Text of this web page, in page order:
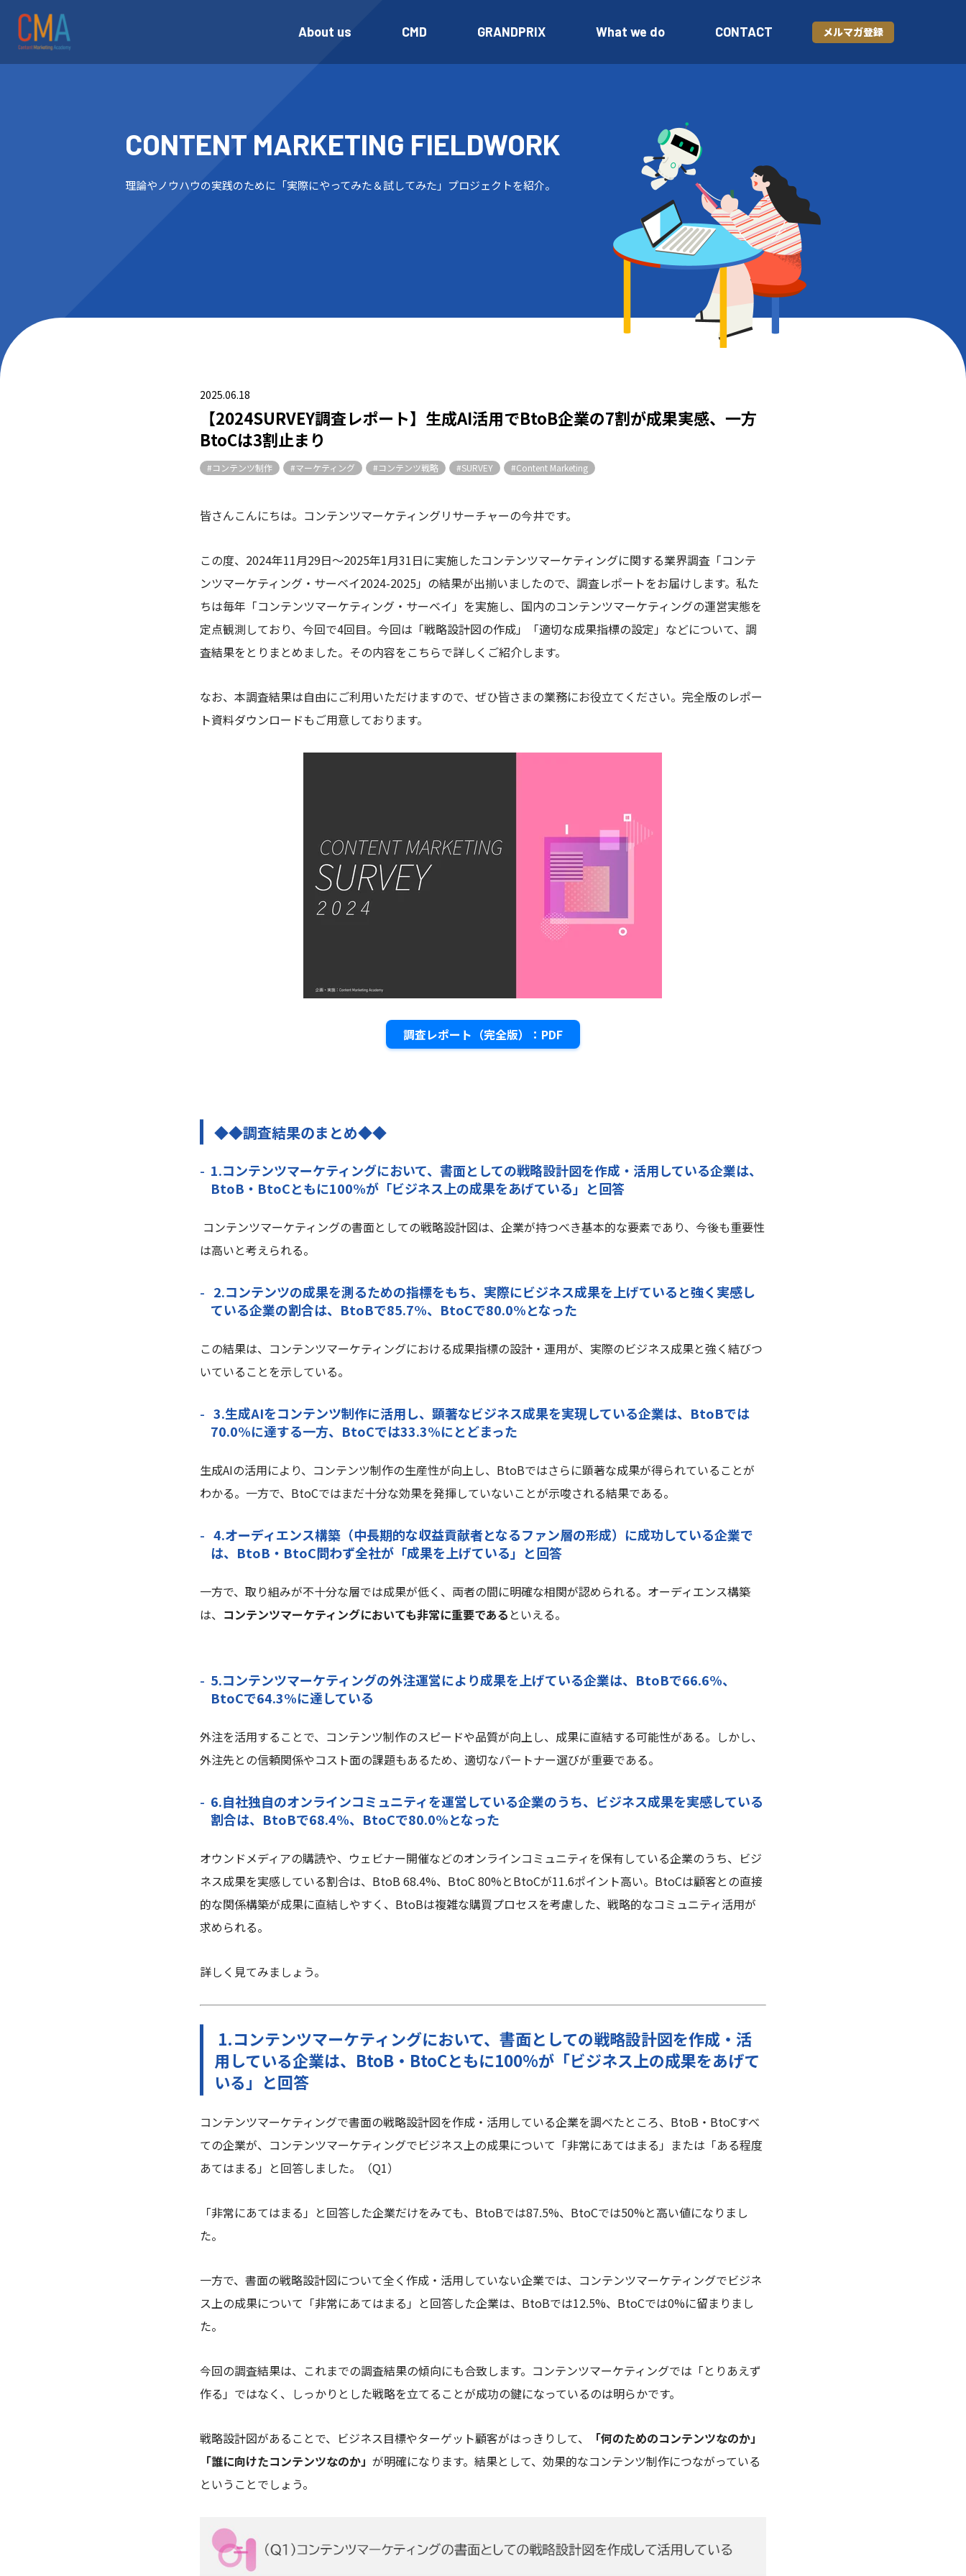
About us CMD GRANDPRIX What we do CONTACT メルマガ登録
CONTENT MARKETING FIELDWORK
理論やノウハウの実践のために「実際にやってみた＆試してみた」プロジェクトを紹介。
2025.06.18
【2024SURVEY調査レポート】生成AI活用でBtoB企業の7割が成果実感、一方
BtoCは3割止まり
#コンテンツ制作 #マーケティング #コンテンツ戦略 #SURVEY #Content Marketing
皆さんこんにちは。コンテンツマーケティングリサーチャーの今井です。
この度、2024年11月29日～2025年1月31日に実施したコンテンツマーケティングに関する業界調査「コンテ
ンツマーケティング・サーベイ2024-2025」の結果が出揃いましたので、調査レポートをお届けします。私た
ちは毎年「コンテンツマーケティング・サーベイ」を実施し、国内のコンテンツマーケティングの運営実態を
定点観測しており、今回で4回目。今回は「戦略設計図の作成」「適切な成果指標の設定」などについて、調
査結果をとりまとめました。その内容をこちらで詳しくご紹介します。
なお、本調査結果は自由にご利用いただけますので、ぜひ皆さまの業務にお役立てください。完全版のレポー
ト資料ダウンロードもご用意しております。
調査レポート（完全版）：PDF
◆◆調査結果のまとめ◆◆
1.コンテンツマーケティングにおいて、書面としての戦略設計図を作成・活用している企業は、
BtoB・BtoCともに100%が「ビジネス上の成果をあげている」と回答
コンテンツマーケティングの書面としての戦略設計図は、企業が持つべき基本的な要素であり、今後も重要性
は高いと考えられる。
2.コンテンツの成果を測るための指標をもち、実際にビジネス成果を上げていると強く実感し
ている企業の割合は、BtoBで85.7%、BtoCで80.0%となった
この結果は、コンテンツマーケティングにおける成果指標の設計・運用が、実際のビジネス成果と強く結びつ
いていることを示している。
3.生成AIをコンテンツ制作に活用し、顕著なビジネス成果を実現している企業は、BtoBでは
70.0%に達する一方、BtoCでは33.3%にとどまった
生成AIの活用により、コンテンツ制作の生産性が向上し、BtoBではさらに顕著な成果が得られていることが
わかる。一方で、BtoCではまだ十分な効果を発揮していないことが示唆される結果である。
4.オーディエンス構築（中長期的な収益貢献者となるファン層の形成）に成功している企業で
は、BtoB・BtoC問わず全社が「成果を上げている」と回答
一方で、取り組みが不十分な層では成果が低く、両者の間に明確な相関が認められる。​オーディエンス構築
は、 コンテンツマーケティングにおいても非常に重要である といえる。
5.コンテンツマーケティングの外注運営により成果を上げている企業は、BtoBで66.6%、
BtoCで64.3%に達している
外注を活用することで、コンテンツ制作のスピードや品質が向上し、成果に直結する可能性がある。しかし、
外注先との信頼関係やコスト面の課題もあるため、適切なパートナー選びが重要である。
6.自社独自のオンラインコミュニティを運営している企業のうち、ビジネス成果を実感している
割合は、BtoBで68.4%、BtoCで80.0%となった
オウンドメディアの購読や、ウェビナー開催などのオンラインコミュニティを保有している企業のうち、ビジ
ネス成果を実感している割合は、 BtoB 68.4%、BtoC 80%とBtoCが11.6ポイント高い。BtoCは顧客との直接
的な関係構築が成果に直結しやすく、 BtoBは複雑な購買プロセスを考慮した、戦略的なコミュニティ活用が
求められる。
詳しく見てみましょう。
1.コンテンツマーケティングにおいて、書面としての戦略設計図を作成・活
用している企業は、BtoB・BtoCともに100%が「ビジネス上の成果をあげて
いる」と回答
コンテンツマーケティングで書面の戦略設計図を作成・活用している企業を調べたところ、 BtoB・BtoCすべ
ての企業が、コンテンツマーケティングでビジネス上の成果について「非常にあてはまる」または「ある程度
あてはまる」と回答しました。
（Q1）
「非常にあてはまる」と回答した企業だけをみても、BtoBでは87.5%、BtoCでは50%と高い値になりまし
た。
一方で、書面の戦略設計図について全く作成・活用していない企業では、コンテンツマーケティングでビジネ
ス上の成果について「非常にあてはまる」と回答した企業は、BtoBでは12.5%、BtoCでは0%に留まりまし
た。
今回の調査結果は、これまでの調査結果の傾向にも合致します。コンテンツマーケティングでは「とりあえず
作る」ではなく、しっかりとした戦略を立てることが成功の鍵になっているのは明らかです。
戦略設計図があることで、ビジネス目標やターゲット顧客がはっきりして、
「何のためのコンテンツなのか」
「誰に向けたコンテンツなのか」が明確になります。結果として、効果的なコンテンツ制作につながっている
ということでしょう。